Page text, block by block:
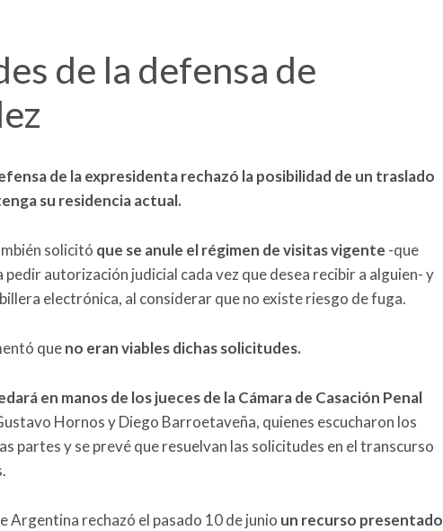
de la defensa de
de la expresidenta rechazó la posibilidad de un traslado
su residencia actual.
solicitó que se anule el régimen de visitas vigente -que
pedir autorización judicial cada vez que desea recibir a alguien- y
electrónica, al considerar que no existe riesgo de fuga.
queno eran viables dichas solicitudes.
en manos de los jueces de la Cámara de Casación Penal
Hornos y Diego Barroetaveña, quienes escucharon los
partes y se prevé que resuelvan las solicitudes en el transcurso
Argentina rechazó el pasado 10 de junio un recurso presentado